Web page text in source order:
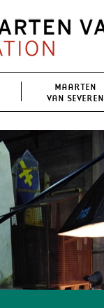
MAARTEN
VAN SEVEREN